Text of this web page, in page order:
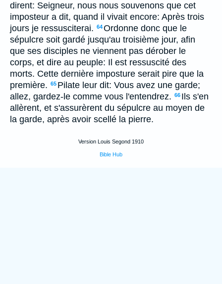
dirent: Seigneur, nous nous souvenons que cet
imposteur a dit, quand il vivait encore: Après trois
jours je ressusciterai. 64Ordonne donc que le
sépulcre soit gardé jusqu'au troisième jour, afin
que ses disciples ne viennent pas dérober le
corps, et dire au peuple: Il est ressuscité des
morts. Cette dernière imposture serait pire que la
première. 65 Pilate leur dit: Vous avez une garde;
allez, gardez-le comme vous l'entendrez. 66 Ils s'en
allèrent, et s'assurèrent du sépulcre au moyen de
la garde, après avoir scellé la pierre.
Version Louis Segond 1910
Bible Hub